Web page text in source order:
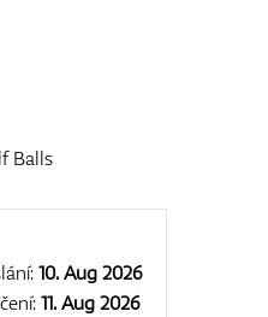
Balls
10. Aug 2026
11. Aug 2026